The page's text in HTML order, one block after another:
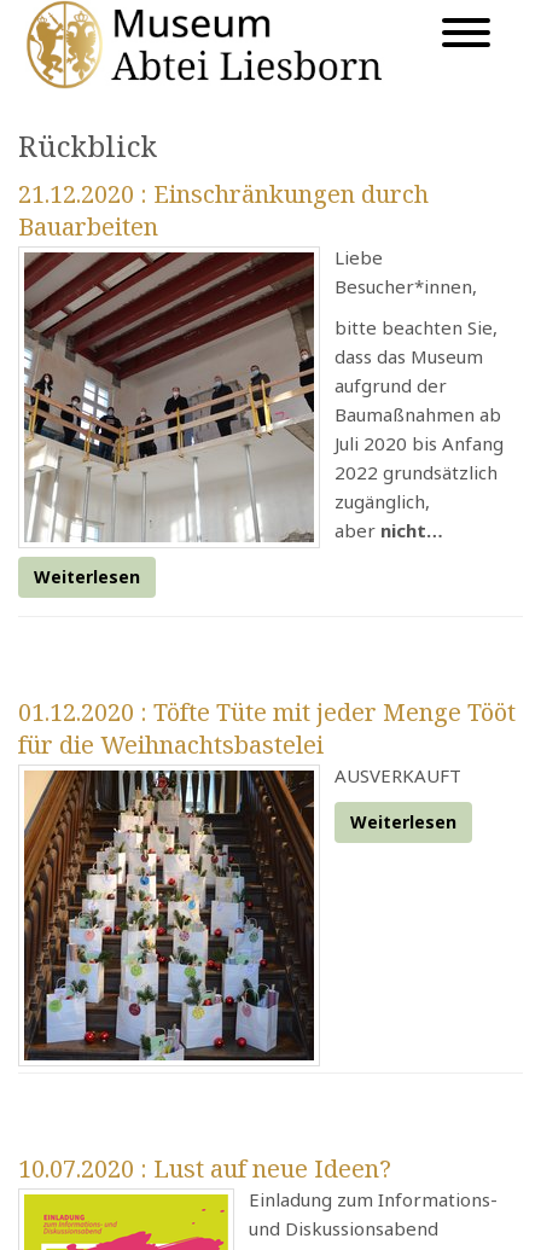
Rückblick
21.12.2020 : Einschränkungen durch
Bauarbeiten
Liebe
Besucher*innen,
bitte beachten Sie,
dass das Museum
aufgrund der
Baumaßnahmen ab
Juli 2020 bis Anfang
2022 grundsätzlich
zugänglich,
aber nicht…
Weiterlesen
01.12.2020 : Töfte Tüte mit jeder Menge Tööt
für die Weihnachtsbastelei
AUSVERKAUFT
Weiterlesen
10.07.2020 : Lust auf neue Ideen?
Einladung zum Informations-
und Diskussionsabend